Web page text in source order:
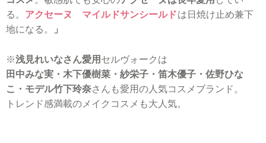
る。 アクセーヌ マイルドサンシールドは日焼け止め兼下
地になる。
」
※浅見れいなさん愛用 セルヴォークは
田中みな実・木下優樹菜・紗栄子・笛木優子・佐野ひな
こ・モデル竹下玲奈さんも愛用の人気コスメブランド。
トレンド感満載のメイクコスメも大人気。